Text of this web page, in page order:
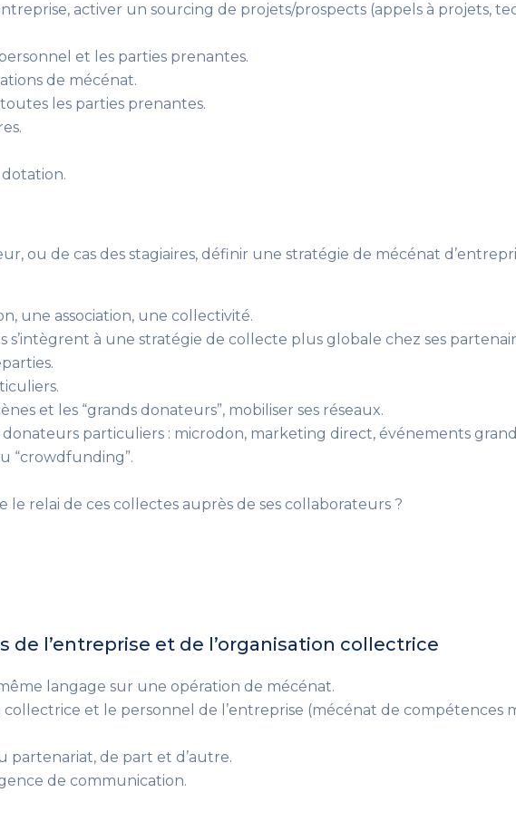
activer un sourcing de projets/prospects (appels à projets,
et les parties prenantes.
de mécénat.
les parties prenantes.
ou de cas des stagiaires, définir une stratégie de mécénat
une association, une collectivité.
à une stratégie de collecte plus globale chez ses
et les “grands donateurs”, mobiliser ses réseaux.
particuliers : microdon, marketing direct, événements
“crowdfunding”.
le relai de ces collectes auprès de ses collaborateurs ?
de l’entreprise et de l’organisation collectrice
langage sur une opération de mécénat.
et le personnel de l’entreprise (mécénat de compétences
partenariat, de part et d’autre.
de communication.